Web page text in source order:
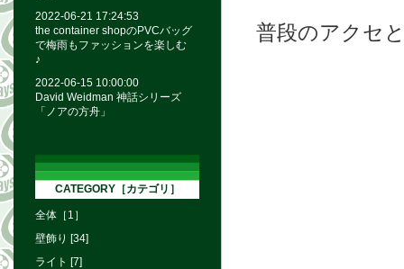
普段のアクセ
2022-06-21 17:24:53
the container shopのPVCバッグ
で梅雨もファッションを楽しむ
♪
2022-06-15 10:00:00
David Weidman 神話シリーズ
「ノアの方舟」
CATEGORY［カテゴリ］
全体［1］
壁飾り [34]
ライト [7]